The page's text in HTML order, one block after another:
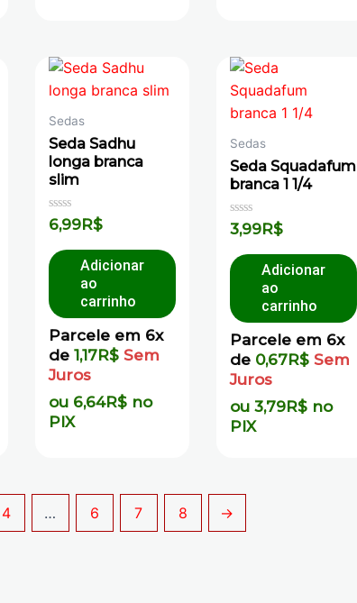
Sedas
Seda Sadhu
longa branca
slim
Avaliação
0
5
6,99R$
Adicionar
ao
carrinho
Parcele em 6x
de 1,17R$ Sem
Juros
ou 6,64R$ no
PIX
Sedas
Seda Squadafum
branca 1 1/4
Avaliação
0
5
3,99R$
Adicionar
ao
carrinho
Parcele em 6x
de 0,67R$ Sem
Juros
ou 3,79R$ no
PIX
4 … 6 7 8 →